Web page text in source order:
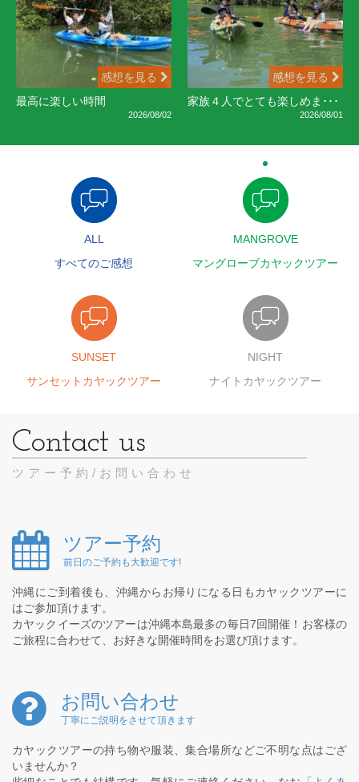
感想を見る
最高に楽しい時間
2026/08/02
感想を見る
家族４人でとても楽しめま･･･
2026/08/01
ALL
すべてのご感想
MANGROVE
マングローブカヤックツアー
SUNSET
サンセットカヤックツアー
NIGHT
ナイトカヤックツアー
ツアー予約/お問い合わせ
ツアー予約
前日のご予約も大歓迎です!
沖縄にご到着後も、沖縄からお帰りになる日もカヤックツアーに
はご参加頂けます。
カヤックイーズのツアーは沖縄本島最多の毎日7回開催！お客様の
ご旅程に合わせて、お好きな開催時間をお選び頂けます。
お問い合わせ
丁寧にご説明をさせて頂きます
カヤックツアーの持ち物や服装、集合場所などご不明な点はござ
いませんか？